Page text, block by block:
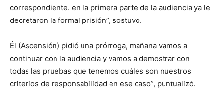
correspondiente. en la primera parte de la audiencia ya le
decretaron la formal prisión”, sostuvo.
Él (Ascensión) pidió una prórroga, mañana vamos a
continuar con la audiencia y vamos a demostrar con
todas las pruebas que tenemos cuáles son nuestros
criterios de responsabilidad en ese caso”, puntualizó.